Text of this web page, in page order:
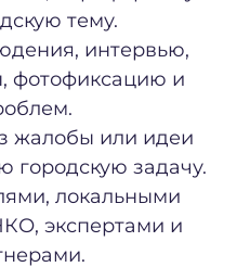
тему.
интервью,
фотофиксацию и
жалобы или идеи
городскую задачу.
локальными
экспертами и